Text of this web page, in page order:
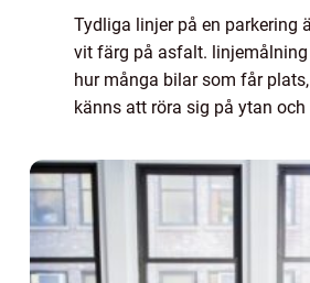
Tydliga linjer på en parkering
vit färg på asfalt.
hur många bilar som får
känns att röra sig på ytan
linjer minskar konflikte...